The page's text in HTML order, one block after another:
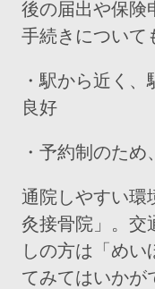
後の届出や保険
手続きについて
・駅から近く
良好
・予約制のた
通院しやすい環
灸接骨院」。交
しの方は「めい
てみてはいかが